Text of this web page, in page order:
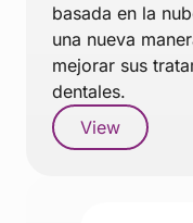
basada en la
una nueva
mejorar sus
dentales.
View